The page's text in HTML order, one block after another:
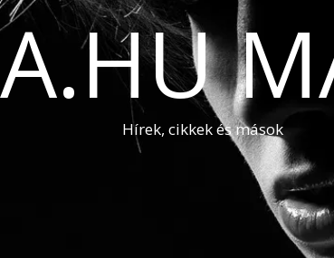
Hírek, cikkek és mások